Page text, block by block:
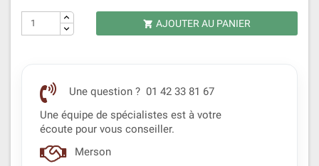
 AJOUTER AU PANIER
Une question ? 01 42 33 81 67
Une équipe de spécialistes est à votre
écoute pour vous conseiller.
Merson